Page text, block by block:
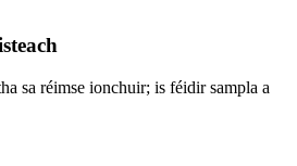
sa réimse ionchuir; is féidir sampla a